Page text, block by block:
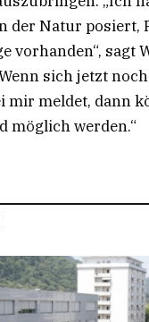
der Natur posiert,
vorhanden“, sagt
sich jetzt
mir meldet, dann
möglich werden.“